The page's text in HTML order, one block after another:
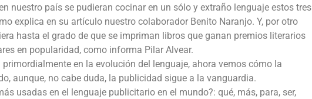
nuestro país se pudieran cocinar en un sólo y extraño lenguaje estos tres
explica en su artículo nuestro colaborador Benito Naranjo. Y, por otro
hasta el grado de que se impriman libros que ganan premios literarios
en popularidad, como informa Pilar Alvear.
en la evolución del lenguaje, ahora vemos cómo la
aunque, no cabe duda, la publicidad sigue a la vanguardia.
usadas en el lenguaje publicitario en el mundo?: qué, más, para, ser,